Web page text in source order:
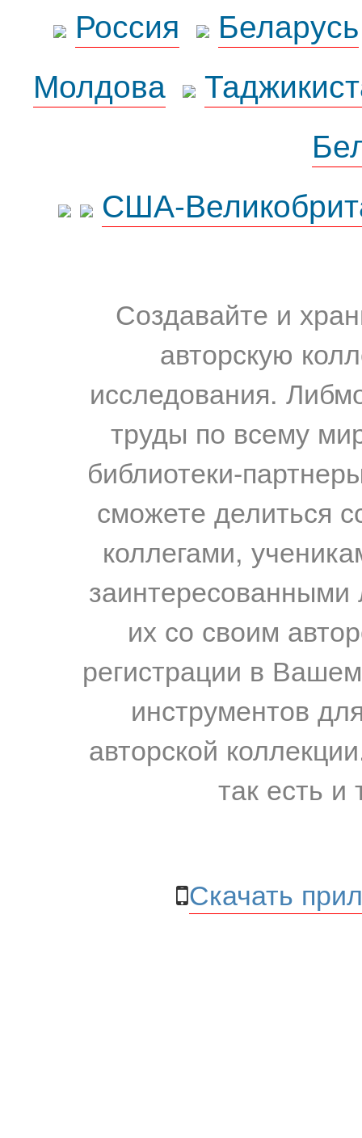
Россия
Беларусь
Молдова
США-
Создавайте и
авторскую
исследования.
труды по всему
библиотеки-
сможете делиться
коллегами,
их со своим
регистрации в
инструментов
авторской
так есть и
Скачать